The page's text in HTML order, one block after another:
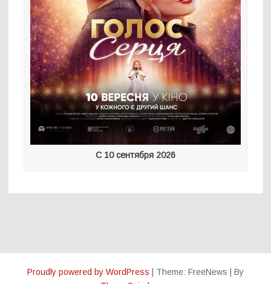
С 10 сентября 2026
Proudly powered by WordPress Theme: FreeNews
By